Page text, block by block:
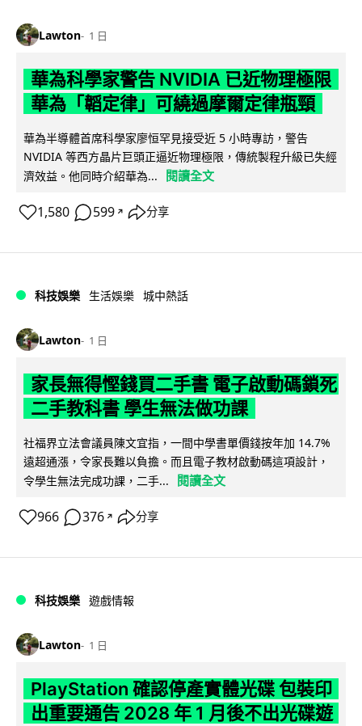
Lawton 1 日
華為科學家警告 NVIDIA 已近物理極限
華為「韜定律」可繞過摩爾定律瓶頸
華為半導體首席科學家廖恒罕見接受近 5 小時專訪，警告
NVIDIA 等西方晶片巨頭正逼近物理極限，傳統製程升級已失經
濟效益。他同時介紹華為...
閱讀全文
1,580 599 ↗ 分享
科技娛樂 生活娛樂 城中熱話
Lawton 1 日
家長無得慳錢買二手書 電子啟動碼鎖死
二手教科書 學生無法做功課
社福界立法會議員陳文宜指，一間中學書單價錢按年加 14.7%
遠超通漲，令家長難以負擔。而且電子教材啟動碼這項設計，
令學生無法完成功課，二手...
閱讀全文
966 376 ↗ 分享
科技娛樂 遊戲情報
Lawton 1 日
PlayStation 確認停產實體光碟 包裝印
出重要通告 2028 年 1 月後不出光碟遊